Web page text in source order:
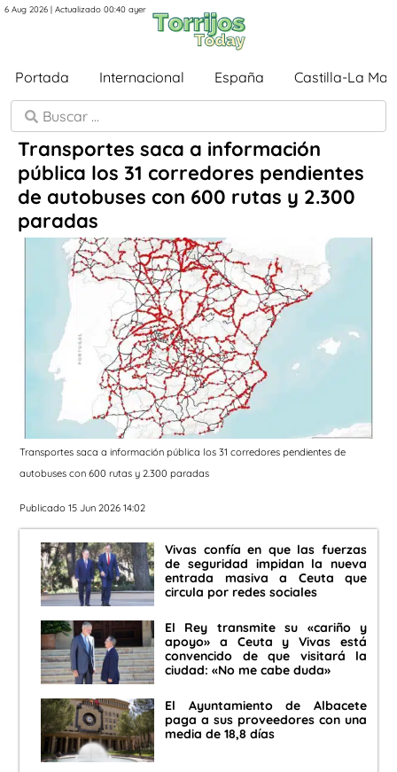
6 Aug 2026 | Actualizado 00:40 ayer
Portada Internacional España Castilla-La
Transportes saca a información
pública los 31 corredores pendientes
de autobuses con 600 rutas y 2.300
paradas
Transportes saca a información pública los 31 corredores pendientes de
autobuses con 600 rutas y 2.300 paradas
Publicado 15 Jun 2026 14:02
Vivas confía en que las fuerzas
de seguridad impidan la nueva
entrada masiva a Ceuta que
circula por redes sociales
El Rey transmite su «cariño y
apoyo» a Ceuta y Vivas está
convencido de que visitará la
ciudad: «No me cabe duda»
El Ayuntamiento de Albacete
paga a sus proveedores con una
media de 18,8 días